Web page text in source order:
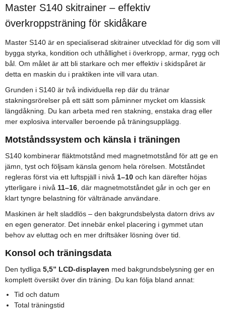
Master S140 skitrainer – effektiv
överkroppsträning för skidåkare
Master S140 är en specialiserad skitrainer utvecklad för dig som vill
bygga styrka, kondition och uthållighet i överkropp, armar, rygg och
bål. Om målet är att bli starkare och mer effektiv i skidspåret är
detta en maskin du i praktiken inte vill vara utan.
Grunden i S140 är två individuella rep där du tränar
stakningsrörelser på ett sätt som påminner mycket om klassisk
längdåkning. Du kan arbeta med ren stakning, enstaka drag eller
mer explosiva intervaller beroende på träningsupplägg.
Motståndssystem och känsla i träningen
S140 kombinerar fläktmotstånd med magnetmotstånd för att ge en
jämn, tyst och följsam känsla genom hela rörelsen. Motståndet
regleras först via ett luftspjäll i nivå 1–10 och kan därefter höjas
ytterligare i nivå 11–16, där magnetmotståndet går in och ger en
klart tyngre belastning för vältränade användare.
Maskinen är helt sladdlös – den bakgrundsbelysta datorn drivs av
en egen generator. Det innebär enkel placering i gymmet utan
behov av eluttag och en mer driftsäker lösning över tid.
Konsol och träningsdata
Den tydliga 5,5” LCD-displayen med bakgrundsbelysning ger en
komplett översikt över din träning. Du kan följa bland annat:
Tid och datum
Total träningstid